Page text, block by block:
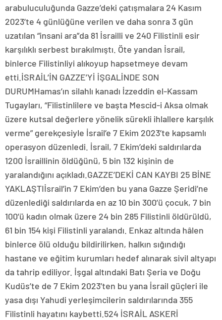
arabuluculuğunda Gazze’deki çatışmalara 24 Kasım
2023’te 4 günlüğüne verilen ve daha sonra 3 gün
uzatılan “insani ara”da 81 İsrailli ve 240 Filistinli esir
karşılıklı serbest bırakılmıştı. Öte yandan İsrail,
binlerce Filistinliyi alıkoyup hapsetmeye devam
etti.İSRAİL’İN GAZZE’Yİ İŞGALİNDE SON
DURUMHamas’ın silahlı kanadı İzzeddin el-Kassam
Tugayları, “Filistinlilere ve başta Mescid-i Aksa olmak
üzere kutsal değerlere yönelik sürekli ihlallere karşılık
verme” gerekçesiyle İsrail’e 7 Ekim 2023’te kapsamlı
operasyon düzenledi. İsrail, 7 Ekim’deki saldırılarda
1200 İsraillinin öldüğünü, 5 bin 132 kişinin de
yaralandığını açıkladı.GAZZE’DEKİ CAN KAYBI 25 BİNE
YAKLAŞTIİsrail’in 7 Ekim’den bu yana Gazze Şeridi’ne
düzenlediği saldırılarda en az 10 bin 300’ü çocuk, 7 bin
100’ü kadın olmak üzere 24 bin 285 Filistinli öldürüldü,
61 bin 154 kişi Filistinli yaralandı. Enkaz altında hâlen
binlerce ölü olduğu bildirilirken, halkın sığındığı
hastane ve eğitim kurumları hedef alınarak sivil altyapı
da tahrip ediliyor. İşgal altındaki Batı Şeria ve Doğu
Kudüs’te de 7 Ekim 2023’ten bu yana İsrail güçleri ile
yasa dışı Yahudi yerleşimcilerin saldırılarında 355
Filistinli hayatını kaybetti.524 İSRAİL ASKERİ